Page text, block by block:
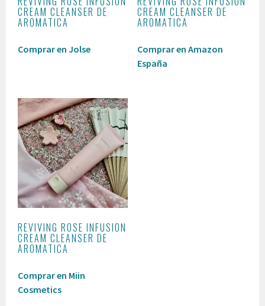
CREAM CLEANSER DE
AROMATICA
Comprar en Jolse
CREAM CLEANSER DE
AROMATICA
Comprar en Amazon
España
REVIVING ROSE INFUSION
CREAM CLEANSER DE
AROMATICA
Comprar en Miin
Cosmetics